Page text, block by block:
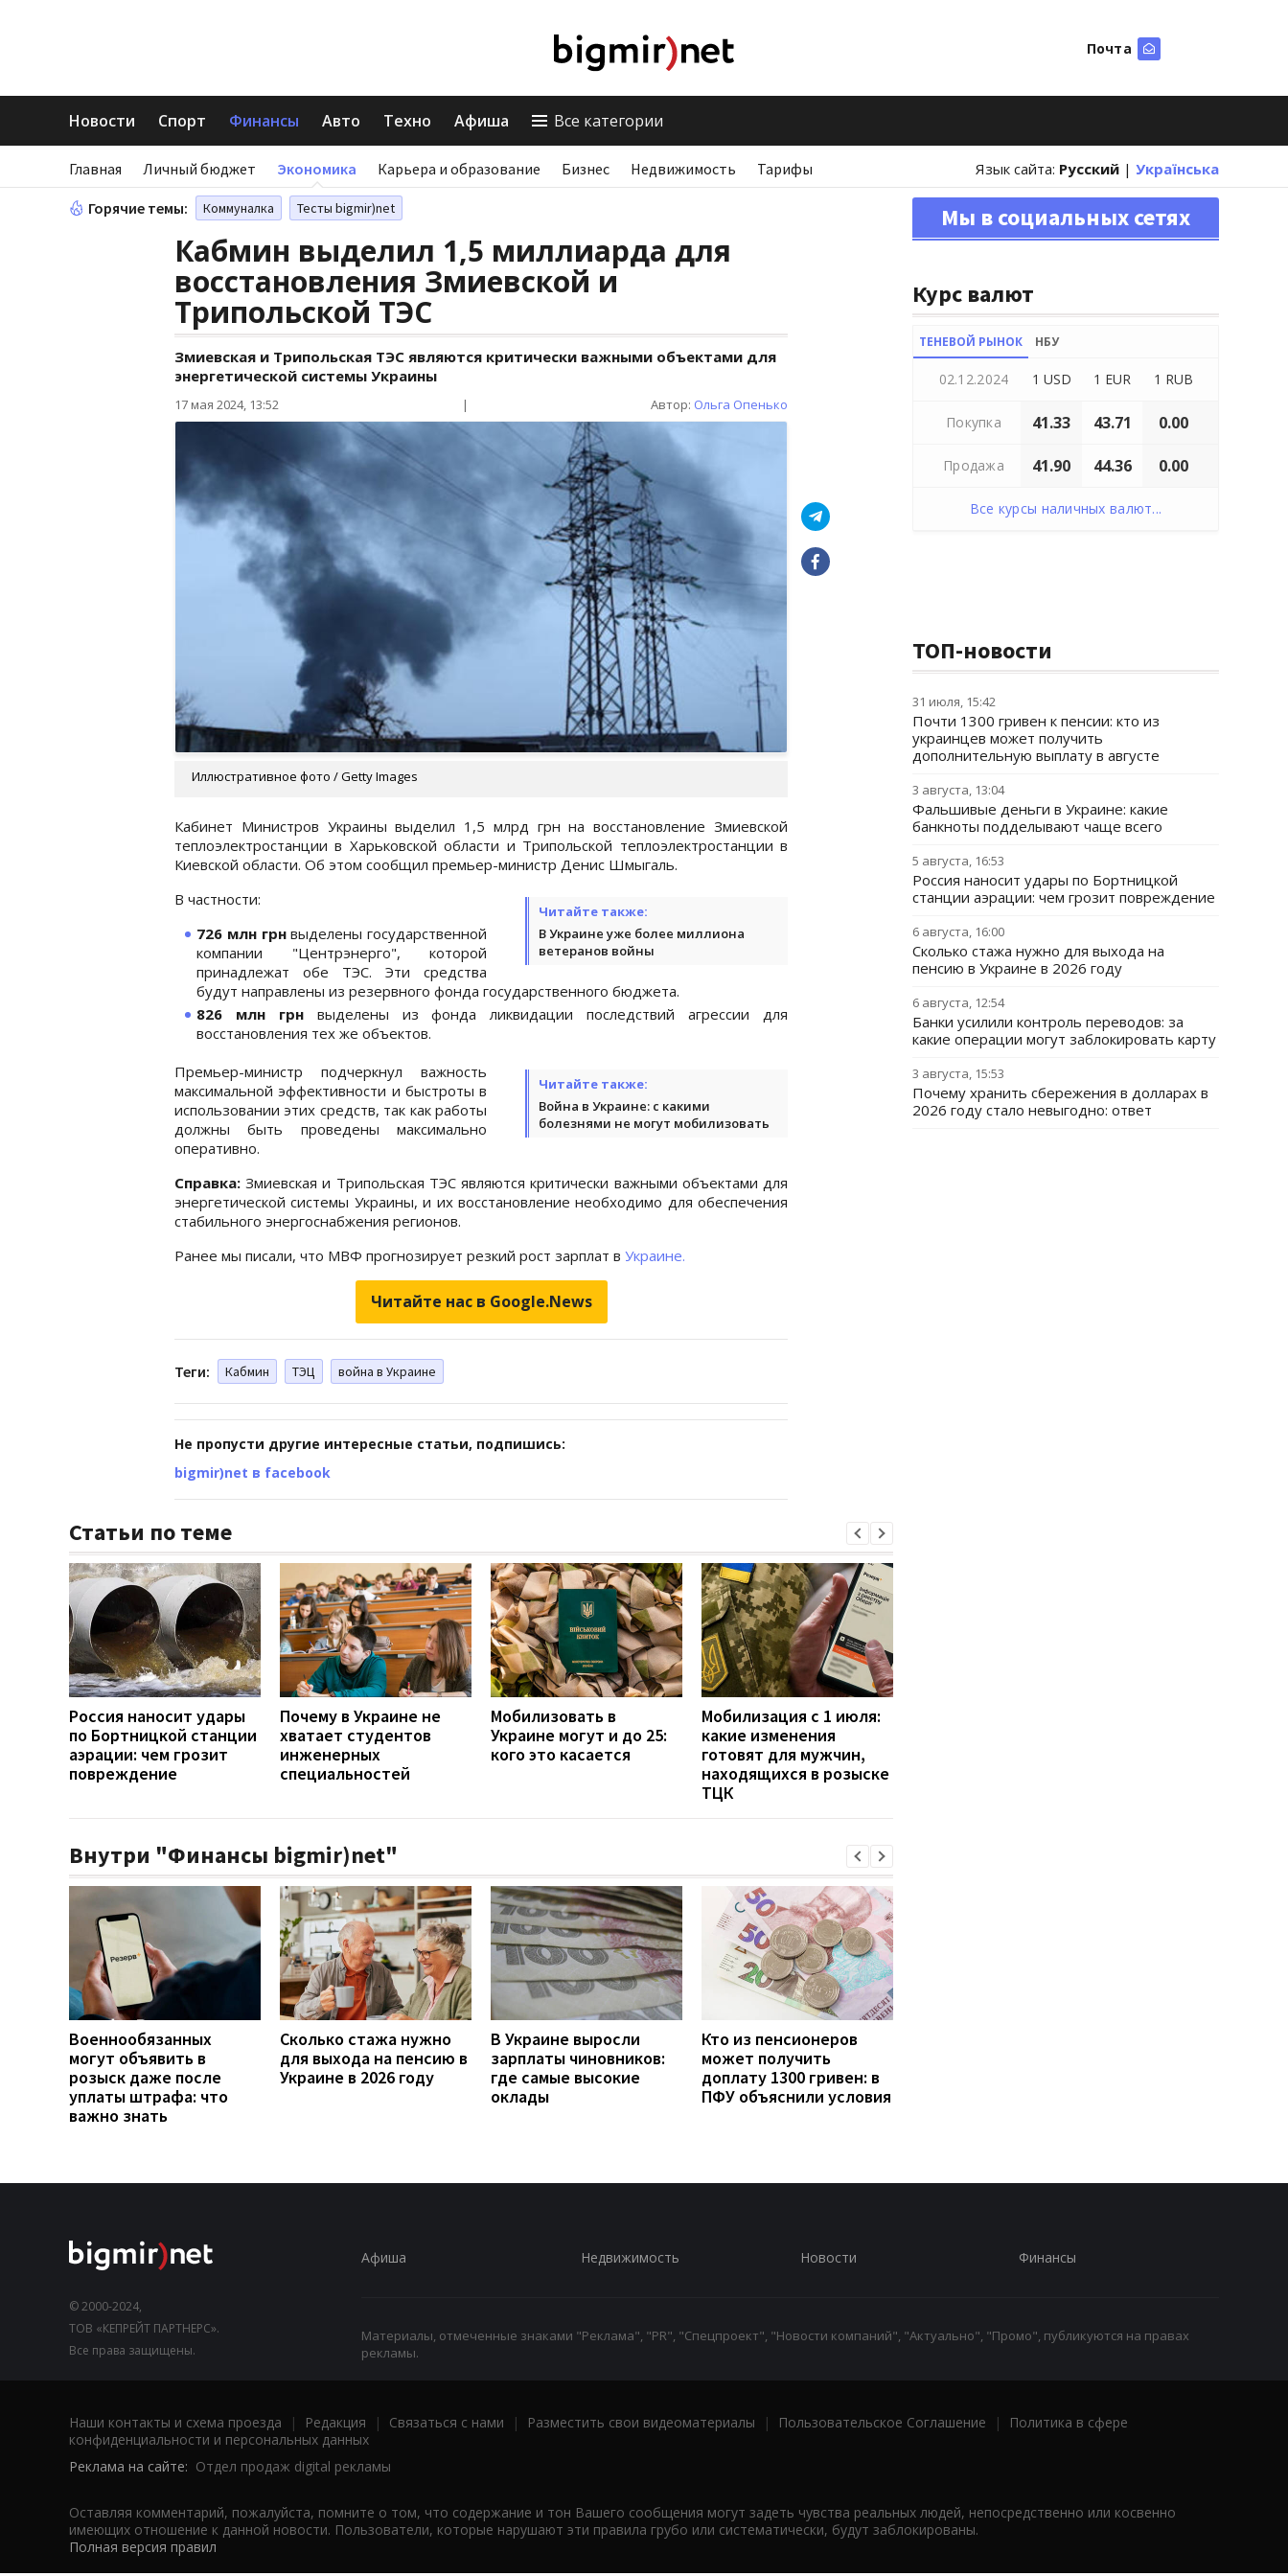
Почта
Новости Спорт Финансы Авто Техно Афиша Все категории
Главная Личный бюджет Экономика Карьера и образование Бизнес Недвижимость Тарифы Язык сайта: Русский | Українська
Горячие темы: Коммуналка Тесты bigmir)net
Кабмин выделил 1,5 миллиарда для
восстановления Змиевской и
Трипольской ТЭС
Змиевская и Трипольская ТЭС являются критически важными объектами для
энергетической системы Украины
17 мая 2024, 13:52 | Автор: Ольга Опенько
Иллюстративное фото / Getty Images
Кабинет Министров Украины выделил 1,5 млрд грн на восстановление Змиевской
теплоэлектростанции в Харьковской области и Трипольской теплоэлектростанции в
Киевской области. Об этом сообщил премьер-министр Денис Шмыгаль.
Читайте также:
В Украине уже более миллиона
ветеранов войны
В частности:
726 млн грнвыделены государственной
компании "Центрэнерго", которой
принадлежат обе ТЭС. Эти средства
будут направлены из резервного фонда государственного бюджета.
826 млн грнвыделены из фонда ликвидации последствий агрессии для
восстановления тех же объектов.
Читайте также:
Война в Украине: с какими
болезнями не могут мобилизовать
Премьер-министр подчеркнул важность
максимальной эффективности и быстроты в
использовании этих средств, так как работы
должны быть проведены максимально
оперативно.
Справка: Змиевская и Трипольская ТЭС являются критически важными объектами для
энергетической системы Украины, и их восстановление необходимо для обеспечения
стабильного энергоснабжения регионов.
Ранее мы писали, что МВФ прогнозирует резкий рост зарплат в Украине.
Читайте нас в Google.News
Теги: Кабмин ТЭЦ война в Украине
Не пропусти другие интересные статьи, подпишись:
bigmir)net в facebook
Статьи по теме
Россия наносит удары
по Бортницкой станции
аэрации: чем грозит
повреждение
Почему в Украине не
хватает студентов
инженерных
специальностей
Мобилизовать в
Украине могут и до 25:
кого это касается
Мобилизация с 1 июля:
какие изменения
готовят для мужчин,
находящихся в розыске
ТЦК
Внутри "Финансы bigmir)net"
Военнообязанных
могут объявить в
розыск даже после
уплаты штрафа: что
важно знать
Сколько стажа нужно
для выхода на пенсию в
Украине в 2026 году
В Украине выросли
зарплаты чиновников:
где самые высокие
оклады
Кто из пенсионеров
может получить
доплату 1300 гривен: в
ПФУ объяснили условия
Мы в социальных сетях
Курс валют
ТЕНЕВОЙ РЫНОК НБУ
02.12.2024 1 USD 1 EUR 1 RUB
Покупка 41.33 43.71 0.00
Продажа 41.90 44.36 0.00
Все курсы наличных валют...
ТОП-новости
31 июля, 15:42
Почти 1300 гривен к пенсии: кто из
украинцев может получить
дополнительную выплату в августе
3 августа, 13:04
Фальшивые деньги в Украине: какие
банкноты подделывают чаще всего
5 августа, 16:53
Россия наносит удары по Бортницкой
станции аэрации: чем грозит повреждение
6 августа, 16:00
Сколько стажа нужно для выхода на
пенсию в Украине в 2026 году
6 августа, 12:54
Банки усилили контроль переводов: за
какие операции могут заблокировать карту
3 августа, 15:53
Почему хранить сбережения в долларах в
2026 году стало невыгодно: ответ
© 2000-2024,
ТОВ «КЕПРЕЙТ ПАРТНЕРС».
Все права защищены.
Афиша Недвижимость Новости Финансы
Материалы, отмеченные знаками "Реклама", "PR", "Спецпроект", "Новости компаний", "Актуально", "Промо", публикуются на правах
рекламы.
Наши контакты и схема проезда | Редакция | Связаться с нами | Разместить свои видеоматериалы | Пользовательское Соглашение |
Политика в сфере
конфиденциальности и персональных данных
Реклама на сайте: Отдел продаж digital рекламы
Оставляя комментарий, пожалуйста, помните о том, что содержание и тон Вашего сообщения могут задеть чувства реальных людей, непосредственно или косвенно
имеющих отношение к данной новости. Пользователи, которые нарушают эти правила грубо или систематически, будут заблокированы.
Полная версия правил